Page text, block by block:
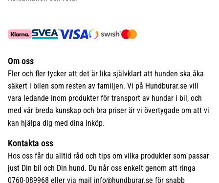
Om oss
Fler och fler tycker att det är lika självklart att hunden ska åka
säkert i bilen som resten av familjen. Vi på Hundburar.se vill
vara ledande inom produkter för transport av hundar i bil, och
med vår breda kunskap och bra priser är vi övertygade om att vi
kan hjälpa dig med dina inköp.
Kontakta oss
Hos oss får du alltid råd och tips om vilka produkter som passar
just Din bil och Din hund. Du når oss enkelt genom att ringa
0760-089968 eller via mail info@hundburar.se för snabb